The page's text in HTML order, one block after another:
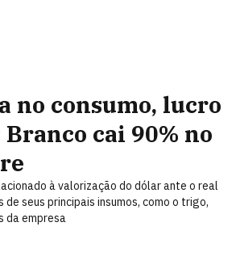
no consumo, lucro
Branco cai 90% no
à valorização do dólar ante o real
de seus principais insumos, como o trigo,
da empresa